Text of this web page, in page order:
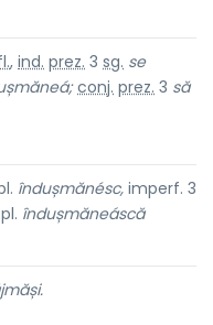
, ind. prez. 3 sg. se
conj. prez. 3 să
îndușmănésc, imperf. 3
îndușmăneáscă